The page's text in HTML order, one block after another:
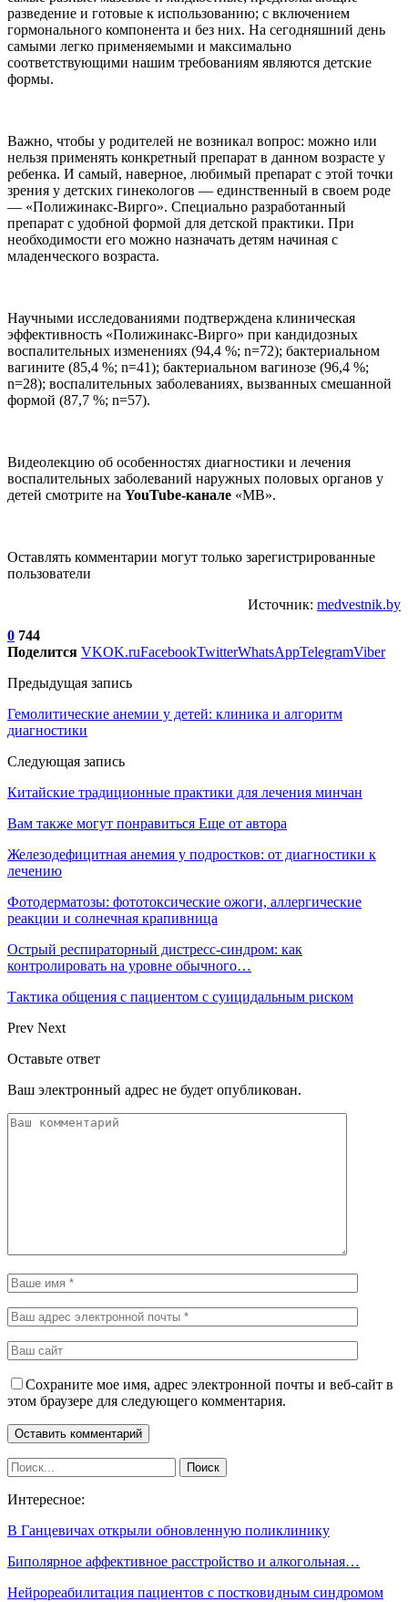
разведение и готовые к использованию; с включением
гормонального компонента и без них. На сегодняшний день
самыми легко применяемыми и максимально
соответствующими нашим требованиям являются детские
формы.
Важно, чтобы у родителей не возникал вопрос: можно или
нельзя применять конкретный препарат в данном возрасте у
ребенка. И самый, наверное, любимый препарат с этой точки
зрения у детских гинекологов — единственный в своем роде
— «Полижинакс-Вирго». Специально разработанный
препарат с удобной формой для детской практики. При
необходимости его можно назначать детям начиная с
младенческого возраста.
Научными исследованиями подтверждена клиническая
эффективность «Полижинакс-Вирго» при кандидозных
воспалительных изменениях (94,4 %; n=72); бактериальном
вагините (85,4 %; n=41); бактериальном вагинозе (96,4 %;
n=28); воспалительных заболеваниях, вызванных смешанной
формой (87,7 %; n=57).
Видеолекцию об особенностях диагностики и лечения
воспалительных заболеваний наружных половых органов у
детей смотрите на YouTube-канале «МВ».
Оставлять комментарии могут только зарегистрированные
пользователи
Источник: medvestnik.by
0 744
Поделится VKOK.ruFacebookTwitterWhatsAppTelegramViber
Предыдущая запись
Гемолитические анемии у детей: клиника и алгоритм
диагностики
Следующая запись
Китайские традиционные практики для лечения минчан
Вам также могут понравиться Еще от автора
Железодефицитная анемия у подростков: от диагностики к
лечению
Фотодерматозы: фототоксические ожоги, аллергические
реакции и солнечная крапивница
Острый респираторный дистресс-синдром: как
контролировать на уровне обычного…
Тактика общения с пациентом с суицидальным риском
Prev Next
Оставьте ответ
Ваш электронный адрес не будет опубликован.
Сохраните мое имя, адрес электронной почты и веб-сайт в
этом браузере для следующего комментария.
Интересное:
В Ганцевичах открыли обновленную поликлинику
Биполярное аффективное расстройство и алкогольная…
Нейрореабилитация пациентов с постковидным синдромом